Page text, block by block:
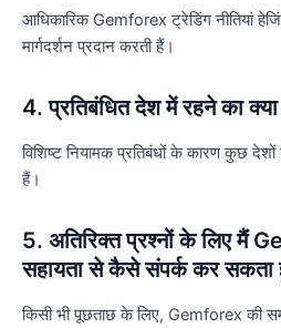
आधिकारिक Gemforex ट्रेडिंग नीतियां
मार्गदर्शन प्रदान करती हैं।
4. प्रतिबंधित देश में रहने का
विशिष्ट नियामक प्रतिबंधों के कारण कुछ
हैं।
5. अतिरिक्त प्रश्नों के लिए मैं
सहायता से कैसे संपर्क कर सकता
किसी भी पूछताछ के लिए, Gemforex की